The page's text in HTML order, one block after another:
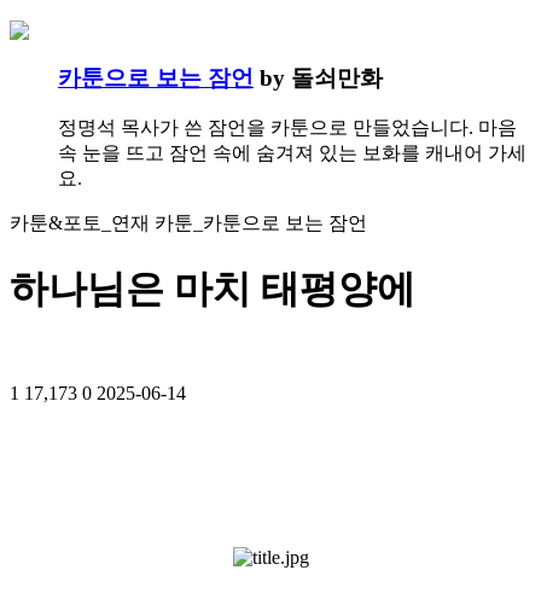
카툰으로 보는 잠언 by 돌쇠만화
정명석 목사가 쓴 잠언을 카툰으로 만들었습니다. 마음
속 눈을 뜨고 잠언 속에 숨겨져 있는 보화를 캐내어 가세
요.
카툰&포토_연재 카툰_카툰으로 보는 잠언
하나님은 마치 태평양에
1 17,173 0 2025-06-14